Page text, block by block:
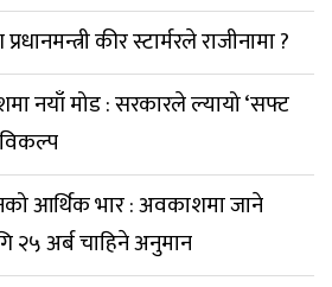
कीर स्टार्मरले राजीनामा ?
नयाँ मोड : सरकारले ल्यायो ‘सफ्ट
आर्थिक भार : अवकाशमा जाने
२५ अर्ब चाहिने अनुमान